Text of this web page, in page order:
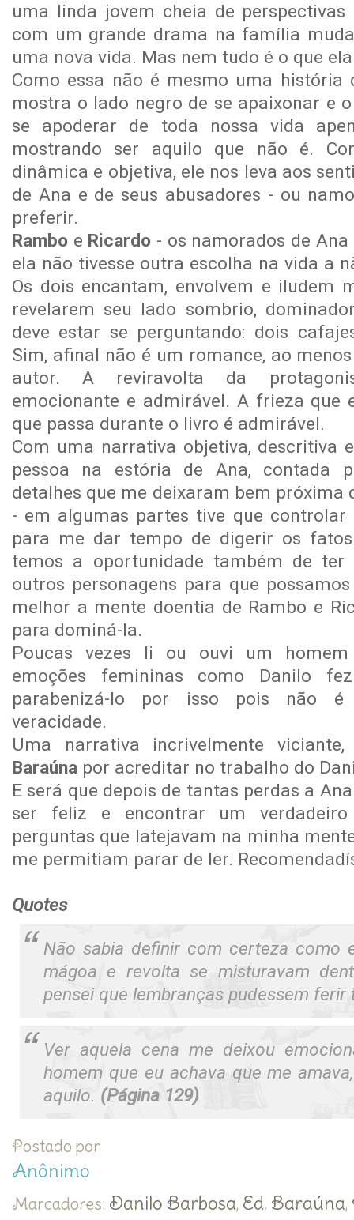
uma linda jovem cheia de
com um grande drama na família
uma nova vida. Mas nem tudo é o que
Como essa não é mesmo uma história
mostra o lado negro de se apaixonar e
se apoderar de toda nossa vida
mostrando ser aquilo que não é.
dinâmica e objetiva, ele nos leva aos
de Ana e de seus abusadores - ou
preferir.
Rambo e Ricardo - os namorados de
ela não tivesse outra escolha na vida a
Os dois encantam, envolvem e iludem
revelarem seu lado sombrio,
deve estar se perguntando: dois
Sim, afinal não é um romance, ao
autor. A reviravolta da
emocionante e admirável. A frieza que
que passa durante o livro é admirável.
Com uma narrativa objetiva, descritiva
pessoa na estória de Ana, contada
detalhes que me deixaram bem próxima
- em algumas partes tive que controlar
para me dar tempo de digerir os
temos a oportunidade também de
outros personagens para que
melhor a mente doentia de Rambo e
para dominá-la.
Poucas vezes li ou ouvi um
emoções femininas como Danilo
parabenizá-lo por isso pois não
veracidade.
Uma narrativa incrivelmente
Baraúna por acreditar no trabalho do
E será que depois de tantas perdas a
ser feliz e encontrar um verdadeiro
perguntas que latejavam na minha
me permitiam parar de ler.
Quotes
Não sabia definir com certeza como
mágoa e revolta se misturavam
pensei que lembranças pudessem
Ver aquela cena me deixou
homem que eu achava que me
aquilo. (Página 129)
Postado por
Anônimo
Marcadores: Danilo Barbosa, Ed. Baraúna,